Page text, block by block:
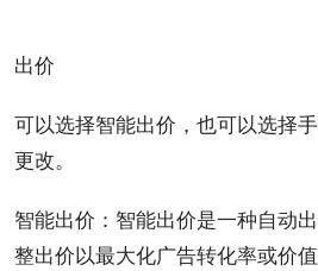
出价
可以选择智能出价，也可以选择
更改。
智能出价：智能出价是一种自动
整出价以最大化广告转化率或价